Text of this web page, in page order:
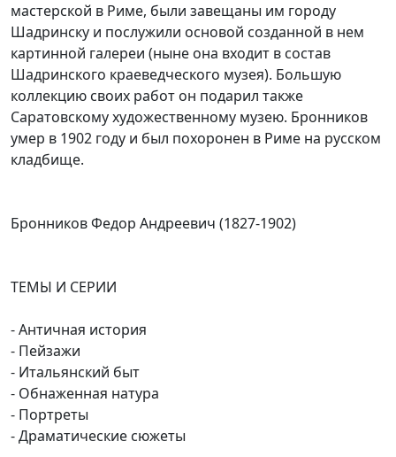
мастерской в Риме, были завещаны им городу
Шадринску и послужили основой созданной в нем
картинной галереи (ныне она входит в состав
Шадринского краеведческого музея). Большую
коллекцию своих работ он подарил также
Саратовскому художественному музею. Бронников
умер в 1902 году и был похоронен в Риме на русском
кладбище.
Бронников Федор Андреевич (1827-1902)
ТЕМЫ И СЕРИИ
- Античная история
- Пейзажи
- Итальянский быт
- Обнаженная натура
- Портреты
- Драматические сюжеты